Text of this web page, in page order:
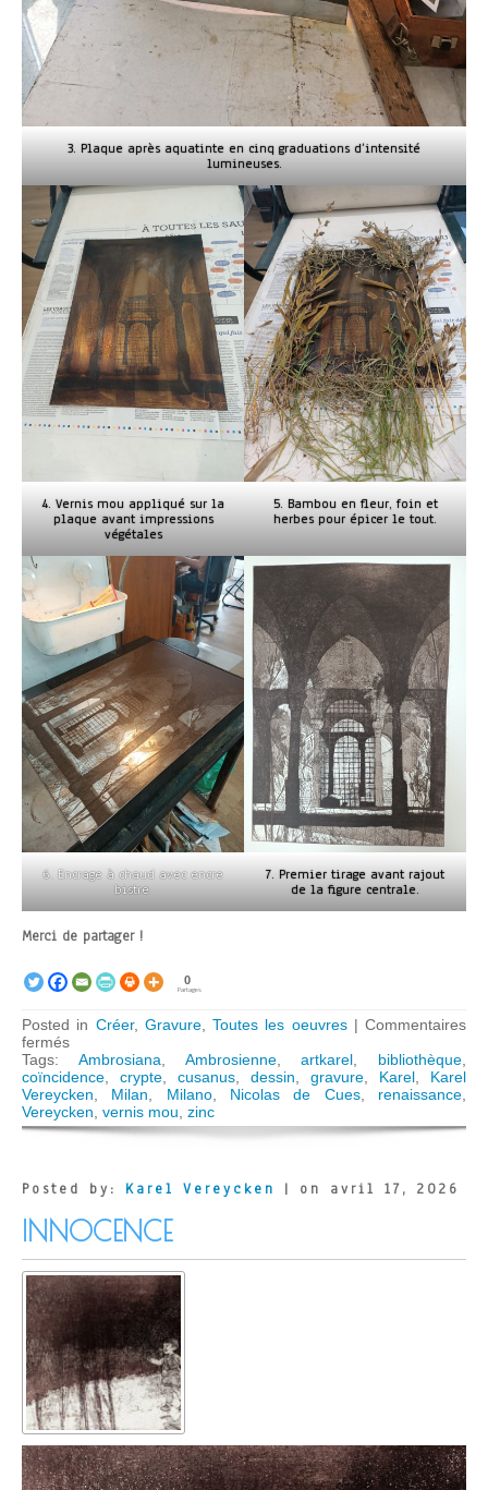
3. Plaque après aquatinte en cinq graduations d’intensité
lumineuses.
4. Vernis mou appliqué sur la
plaque avant impressions
végétales
5. Bambou en fleur, foin et
herbes pour épicer le tout.
6. Encrage à chaud avec encre
bistre.
7. Premier tirage avant rajout
de la figure centrale.
Merci de partager !
0
Partages
Posted in Créer, Gravure, Toutes les oeuvres| Commentaires
ferméssur
La
coïncidence
des
opposés
Tags: Ambrosiana Ambrosienne,artkarel bibliothèque
coïncidence
crypte cusanus dessin gravure Karel
Karel
Vereycken
Milan Milano, Nicolas de Cues, renaissance
Vereycken vernis mou zinc
Posted by: Karel Vereycken | on avril 17, 2026
INNOCENCE